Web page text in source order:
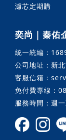
濾芯定期購
奕尚｜秦佑
統一統編：
公司地址：新
客服信箱：
免付費專線：
服務時間：週